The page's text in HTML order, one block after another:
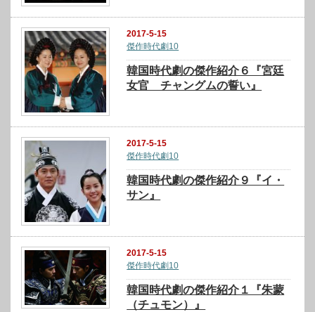
2017-5-15
傑作時代劇10
韓国時代劇の傑作紹介６『宮廷
女官 チャングムの誓い』
2017-5-15
傑作時代劇10
韓国時代劇の傑作紹介９『イ・
サン』
2017-5-15
傑作時代劇10
韓国時代劇の傑作紹介１『朱蒙
（チュモン）』